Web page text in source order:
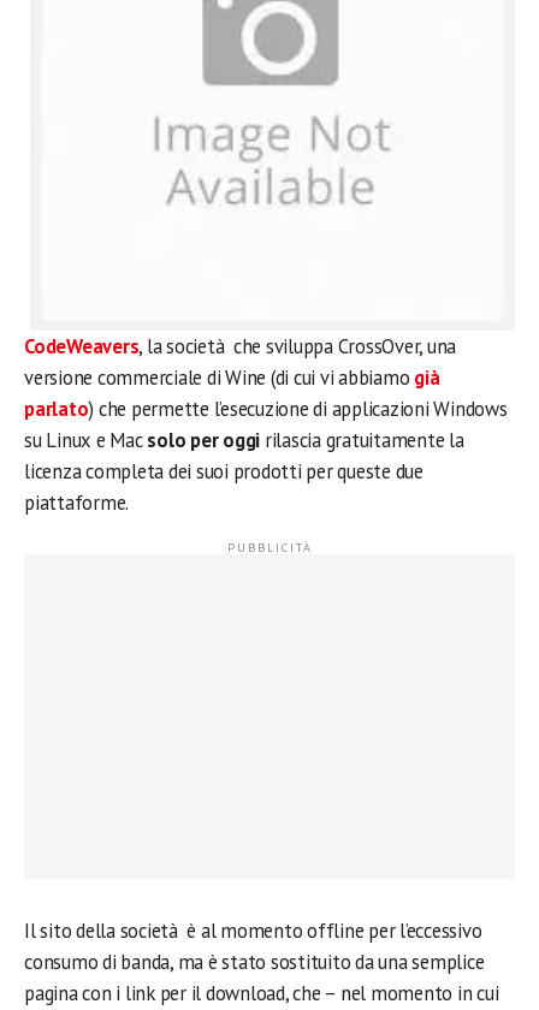
CodeWeavers, la società che sviluppa CrossOver, una
versione commerciale di Wine (di cui vi abbiamo già
parlato) che permette l’esecuzione di applicazioni Windows
su Linux e Macsolo per oggi rilascia gratuitamente la
licenza completa dei suoi prodotti per queste due
piattaforme.
Il sito della società è al momento offline per l’eccessivo
consumo di banda, ma è stato sostituito da una semplice
pagina con i link per il download, che – nel momento in cui